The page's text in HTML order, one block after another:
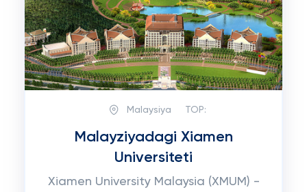
Malaysiya TOP:
Malayziyadagi Xiamen
Universiteti
Xiamen University Malaysia (XMUM) -